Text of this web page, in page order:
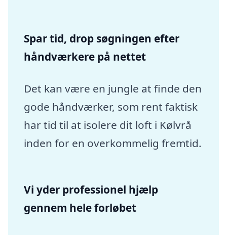
Spar tid, drop søgningen efter
håndværkere på nettet
Det kan være en jungle at finde den
gode håndværker, som rent faktisk
har tid til at isolere dit loft i Kølvrå
inden for en overkommelig fremtid.
Vi yder professionel hjælp
gennem hele forløbet